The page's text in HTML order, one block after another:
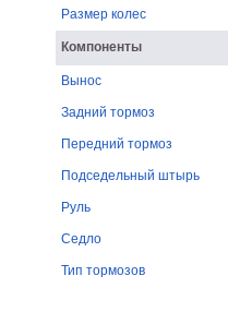
Размер колес
Компоненты
Вынос
Задний тормоз
Передний тормоз
Подседельный штырь
Руль
Седло
Тип тормозов